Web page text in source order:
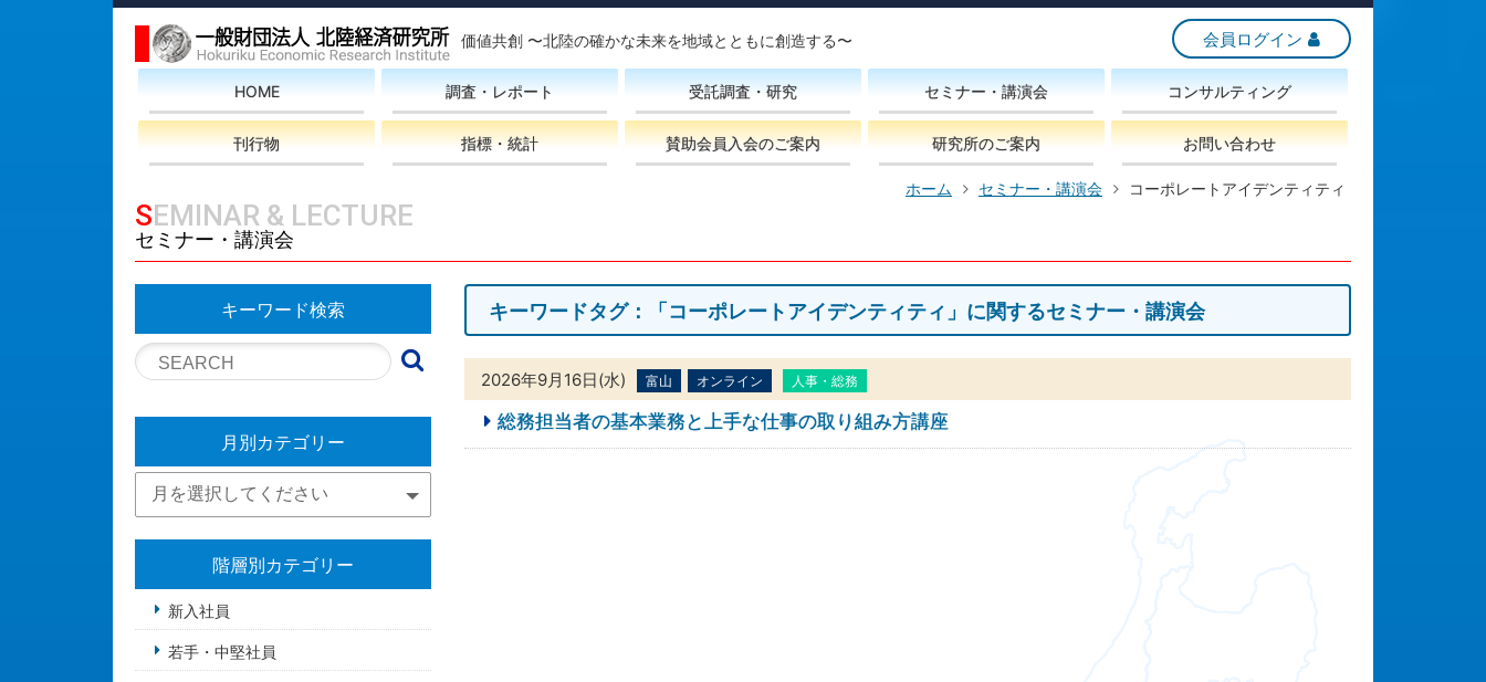
価値共創 〜北陸の確かな未来を地域とともに創造する〜 会員ログイン
HOME 調査・レポート 受託調査・研究 セミナー・講演会 コンサルティング
刊行物 指標・統計 賛助会員入会のご案内 研究所のご案内 お問い合わせ
ホーム セミナー・講演会 コーポレートアイデンティティ
SEMINAR & LECTURE
セミナー・講演会
キーワードタグ：「コーポレートアイデンティティ」に関するセミナー・講演会
2026年9月16日(水) 富山 オンライン 人事・総務
総務担当者の基本業務と上手な仕事の取り組み方講座
キーワード検索
月別カテゴリー
階層別カテゴリー
新入社員
若手・中堅社員